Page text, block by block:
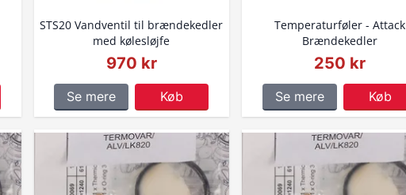
STS20 Vandventil til brændekedler
med kølesløjfe
970 kr
Se mere Køb
Temperaturføler - Attack
Brændekedler
250 kr
Se mere Køb